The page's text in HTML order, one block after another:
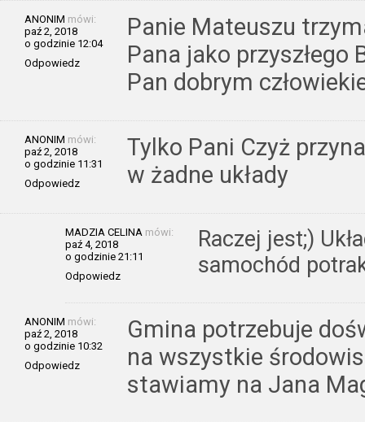
ANONIM mówi:
paź 2, 2018
o godzinie 12:04
Odpowiedz
Panie Mateuszu
Pana jako przyszłego
Pan dobrym
ANONIM mówi:
paź 2, 2018
o godzinie 11:31
Odpowiedz
Tylko Pani Czyż
w żadne układy
MADZIA CELINA mówi:
paź 4, 2018
o godzinie 21:11
Odpowiedz
Raczej jest;)
samochód
ANONIM mówi:
paź 2, 2018
o godzinie 10:32
Odpowiedz
Gmina potrzebuje
na wszystkie
stawiamy na Jana